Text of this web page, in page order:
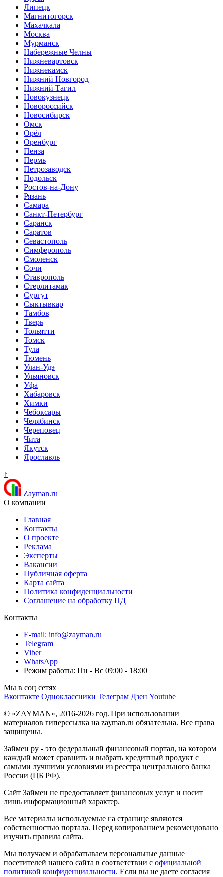
Липецк
Магнитогорск
Махачкала
Москва
Мурманск
Набережные Челны
Нижневартовск
Нижнекамск
Нижний Новгород
Нижний Тагил
Новокузнецк
Новороссийск
Новосибирск
Омск
Орёл
Оренбург
Пенза
Пермь
Петрозаводск
Подольск
Ростов-на-Дону
Рязань
Самара
Санкт-Петербург
Саранск
Саратов
Севастополь
Симферополь
Смоленск
Сочи
Ставрополь
Стерлитамак
Сургут
Сыктывкар
Тамбов
Тверь
Тольятти
Томск
Тула
Тюмень
Улан-Удэ
Ульяновск
Уфа
Хабаровск
Химки
Чебоксары
Челябинск
Череповец
Чита
Якутск
Ярославль
↑
Zayman.ru
О компании
Главная
Контакты
О проекте
Реклама
Эксперты
Вакансии
Публичная оферта
Карта сайта
Политика конфиденциальности
Соглашение на обработку ПД
Контакты
E-mail: info@zayman.ru
Telegram
Viber
WhatsApp
Режим работы: Пн - Вс 09:00 - 18:00
Мы в соц сетях
Вконтакте Одноклассники Телеграм Дзен Youtube
© «ZAYMAN», 2016-2026 год. При использовании
материалов гиперссылка на zayman.ru обязательна. Все права
защищены.
Займен ру - это федеральный финансовый портал, на котором
каждый может сравнить и выбрать кредитный продукт с
самыми лучшими условиями из реестра центрального банка
России (ЦБ РФ).
Сайт Займен не предоставляет финансовых услуг и носит
лишь информационный характер.
Все материалы используемые на странице являются
собственностью портала. Перед копированием рекомендовано
изучить правила сайта.
Мы получаем и обрабатываем персональные данные
посетителей нашего сайта в соответствии с официальной
политикой конфиденциальности. Если вы не даете согласия